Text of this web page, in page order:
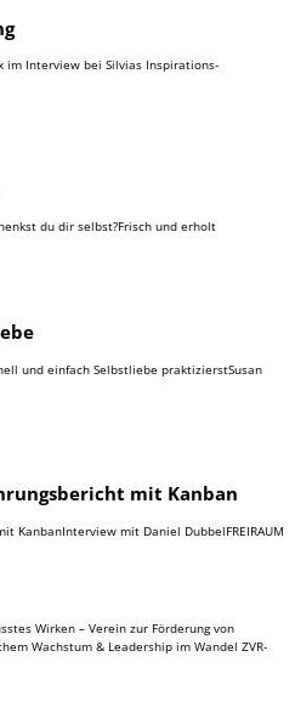
im Interview bei Silvias Inspirations-
du dir selbst?Frisch und erholt
und einfach Selbstliebe praktizierstSusan
mit Kanban
KanbanInterview mit Daniel DubbelFREIRAUM
Wirken – Verein zur Förderung von
Wachstum & Leadership im Wandel ZVR-